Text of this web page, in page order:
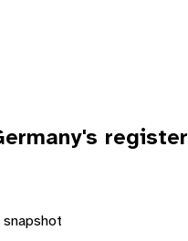
's register